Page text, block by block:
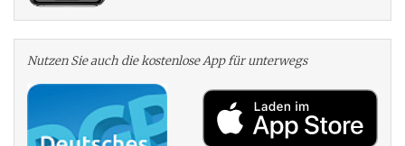
Nutzen Sie auch die kosten­lose App für unterwegs